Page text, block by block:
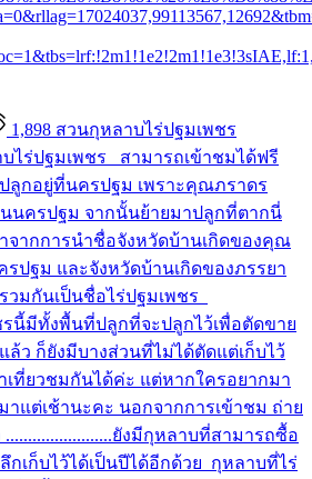
1,898 สวนกุหลาบไร่ปฐมเพชร
บไร่ปฐมเพชร สามารถเข้าชมได้ฟรี
ลูกอยู่ที่นครปฐม เพราะคุณภราดร
นนครปฐม จากนั้นย้ายมาปลูกที่ตากนี่
จากการนำชื่อจังหวัดบ้านเกิดของคุณ
ปฐม และจังหวัดบ้านเกิดของภรรยา
มกันเป็นชื่อไร่ปฐมเพชร
ชรนี้มีทั้งพื้นที่ปลูกที่จะปลูกไว้เพื่อตัดขาย
ว ก็ยังมีบางส่วนที่ไม่ได้ตัดแต่เก็บไว้
เที่ยวชมกันได้ค่ะ แต่หากใครอยากมา
แต่เช้านะคะ นอกจากการเข้าชม ถ่าย
ยังมีกุหลาบที่สามารถซื้อ
กเก็บไว้ได้เป็นปีได้อีกด้วย กุหลาบที่ไร่